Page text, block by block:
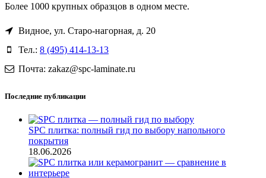
Более 1000 крупных образцов в одном месте.
Видное, ул. Старо-нагорная, д. 20
Тел.: 8 (495) 414-13-13
Почта: zakaz@spc-laminate.ru
Последние публикации
SPC плитка: полный гид по выбору напольного
покрытия
18.06.2026